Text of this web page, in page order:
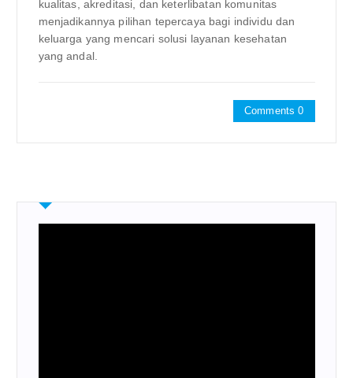
kualitas, akreditasi, dan keterlibatan komunitas
menjadikannya pilihan tepercaya bagi individu dan
keluarga yang mencari solusi layanan kesehatan
yang andal.
Comments 0